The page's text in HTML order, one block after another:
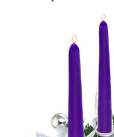
INTENCJE MSZALNE
WSPÓLNOTY